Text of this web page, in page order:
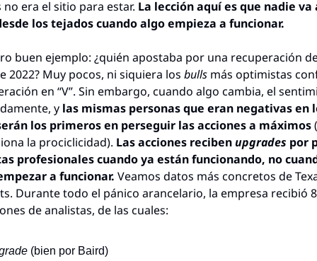
era el sitio para estar. La lección aquí es que nadie va
los tejados cuando algo empieza a funcionar.
buen ejemplo: ¿quién apostaba por una recuperación
2022? Muy pocos, ni siquiera los bulls más optimistas
en “V”. Sin embargo, cuando algo cambia, el
y las mismas personas que eran negativas en
los primeros en perseguir las acciones a máximos
la prociclicidad). Las acciones reciben upgrades por
profesionales cuando ya están funcionando, no
a funcionar. Veamos datos más concretos de
Durante todo el pánico arancelario, la empresa recibió 8
de analistas, de las cuales:
(bien por Baird)